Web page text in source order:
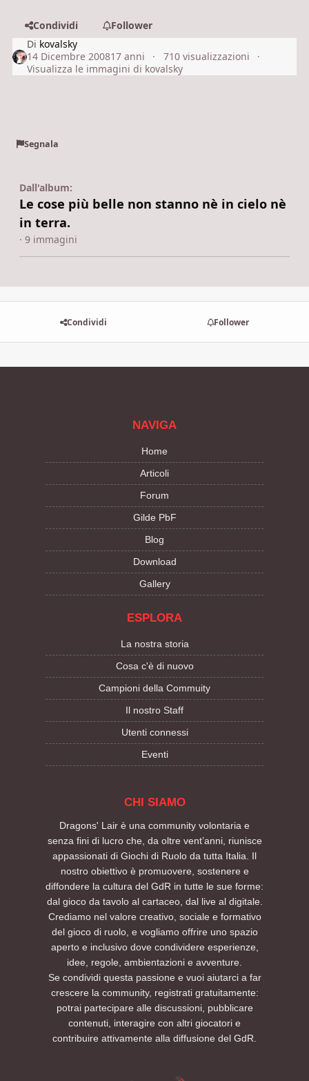
Condividi
Follower
Di kovalsky
14 Dicembre 200817 anni
710 visualizzazioni
Visualizza le immagini di kovalsky
Segnala
Dall'album:
Le cose più belle non stanno nè in cielo nè
in terra.
· 9 immagini
Condividi Follower
NAVIGA
Home
Articoli
Forum
Gilde PbF
Blog
Download
Gallery
ESPLORA
La nostra storia
Cosa c'è di nuovo
Campioni della Commuity
Il nostro Staff
Utenti connessi
Eventi
CHI SIAMO
Dragons' Lair è una community volontaria e
senza fini di lucro che, da oltre vent’anni, riunisce
appassionati di Giochi di Ruolo da tutta Italia. Il
nostro obiettivo è promuovere, sostenere e
diffondere la cultura del GdR in tutte le sue forme:
dal gioco da tavolo al cartaceo, dal live al digitale.
Crediamo nel valore creativo, sociale e formativo
del gioco di ruolo, e vogliamo offrire uno spazio
aperto e inclusivo dove condividere esperienze,
idee, regole, ambientazioni e avventure.
Se condividi questa passione e vuoi aiutarci a far
crescere la community, registrati gratuitamente:
potrai partecipare alle discussioni, pubblicare
contenuti, interagire con altri giocatori e
contribuire attivamente alla diffusione del GdR.